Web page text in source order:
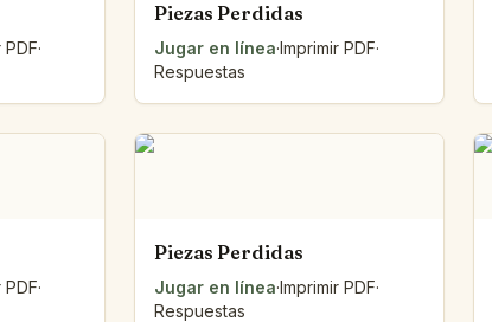
PDF·
Piezas Perdidas
Jugar en línea·Imprimir PDF·
Respuestas
PDF·
Piezas Perdidas
Jugar en línea·Imprimir PDF·
Respuestas